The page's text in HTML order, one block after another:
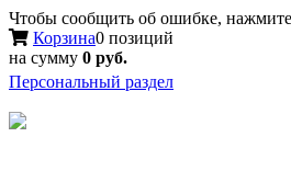
Чтобы сообщить об ошибке,
Корзина0 позиций
на сумму 0 руб.
Персональный раздел